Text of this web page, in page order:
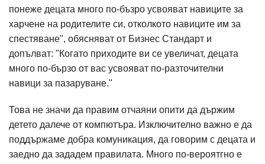
понеже децата много по-бъзро усвояват навиците за
харчене на родителите си, отколкото навиците им за
спестяване", обясняват от Бизнес Стандарт и
допълват: "Когато приходите ви се увеличат, децата
много по-бързо от вас усвояват по-разточителни
навици за пазаруване."
Това не значи да правим отчаяни опити да държим
детето далече от компютъра. Изключително важно е да
поддържаме добра комуникация, да говорим с децата и
заедно да зададем правилата. Много по-вероятгно е